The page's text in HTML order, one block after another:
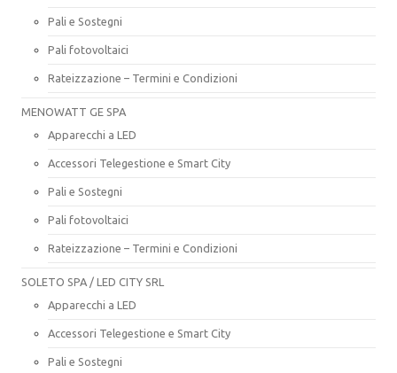
Pali e Sostegni
Pali fotovoltaici
Rateizzazione – Termini e Condizioni
MENOWATT GE SPA
Apparecchi a LED
Accessori Telegestione e Smart City
Pali e Sostegni
Pali fotovoltaici
Rateizzazione – Termini e Condizioni
SOLETO SPA / LED CITY SRL
Apparecchi a LED
Accessori Telegestione e Smart City
Pali e Sostegni